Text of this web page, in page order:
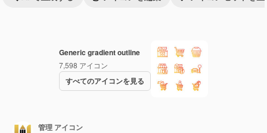
Generic gradient outline
7,598 アイコン
すべてのアイコンを見る
管理 アイコン